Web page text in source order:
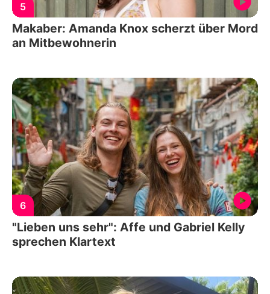
5
Makaber: Amanda Knox scherzt über Mord
an Mitbewohnerin
6
"Lieben uns sehr": Affe und Gabriel Kelly
sprechen Klartext